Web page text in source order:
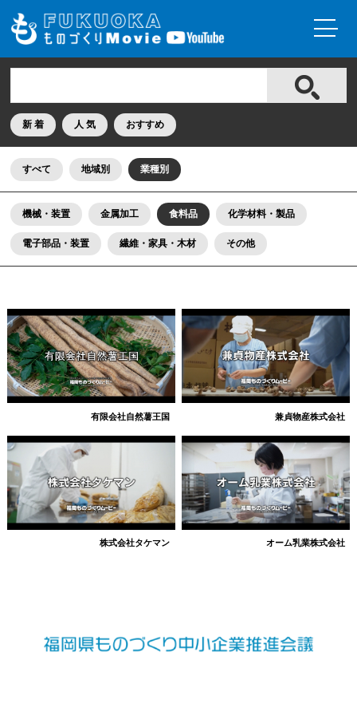
新 着 人 気 おすすめ
すべて 地域別 業種別
機械・装置 金属加工 食料品 化学材料・製品
電子部品・装置 繊維・家具・木材 その他
有限会社自然薯王国 兼貞物産株式会社
株式会社タケマン オーム乳業株式会社